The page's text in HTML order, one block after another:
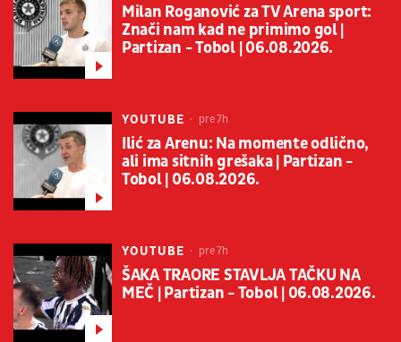
Milan Roganović za TV Arena sport:
Znači nam kad ne primimo gol |
Partizan - Tobol | 06.08.2026.
YOUTUBE pre 7h
Ilić za Arenu: Na momente odlično,
ali ima sitnih grešaka | Partizan -
Tobol | 06.08.2026.
YOUTUBE pre 7h
ŠAKA TRAORE STAVLJA TAČKU NA
MEČ | Partizan - Tobol | 06.08.2026.